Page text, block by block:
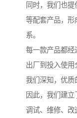
同时，我们也
等配套产品，形
系。
每一款产品都经
出厂到投入使用
我们深知，优质
因此，我们建立
调试、维修、改